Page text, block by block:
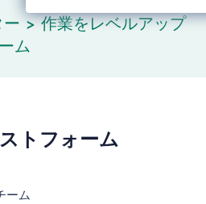
作業をレベルアップ
ム
トフォーム
ーム